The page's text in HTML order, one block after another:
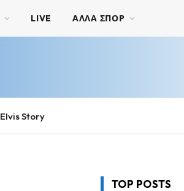
LIVE ΑΛΛΑ ΣΠΟΡ
Elvis Story
TOP POSTS